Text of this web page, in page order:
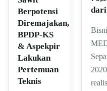
Berpotensi
Diremajakan,
BPDP-KS
& Aspekpir
Lakukan
Pertemuan
Teknis